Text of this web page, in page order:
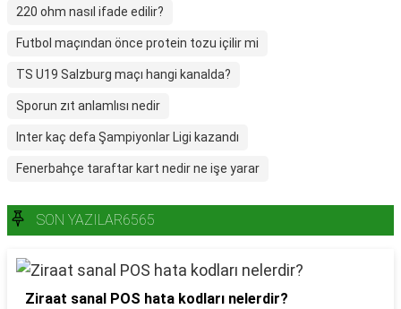
220 ohm nasıl ifade edilir?
Futbol maçından önce protein tozu içilir mi
TS U19 Salzburg maçı hangi kanalda?
Sporun zıt anlamlısı nedir
Inter kaç defa Şampiyonlar Ligi kazandı
Fenerbahçe taraftar kart nedir ne işe yarar
SON YAZILAR6565
Ziraat sanal POS hata kodları nelerdir?